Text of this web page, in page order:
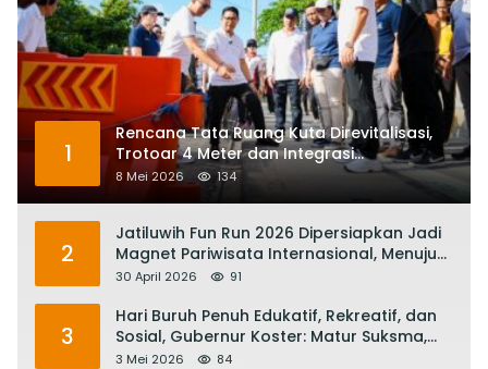
1
Rencana Tata Ruang Kuta Direvitalisasi,
Trotoar 4 Meter dan Integrasi
Transportasi Listrik
8 Mei 2026 134
2
Jatiluwih Fun Run 2026 Dipersiapkan Jadi
Magnet Pariwisata Internasional, Menuju
Satu Abad Pariwisata Bali
30 April 2026 91
3
Hari Buruh Penuh Edukatif, Rekreatif, dan
Sosial, Gubernur Koster: Matur Suksma,
Keringat Pekerja Mesin Ekonomi Bali
3 Mei 2026 84